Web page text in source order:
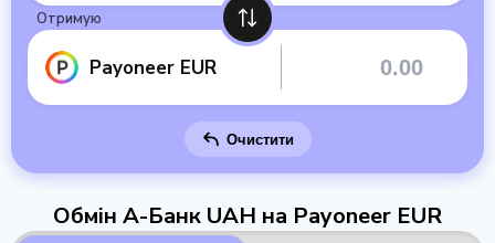
Отримую
Payoneer EUR
Очистити
Обмін А-Банк UAH на Payoneer EUR